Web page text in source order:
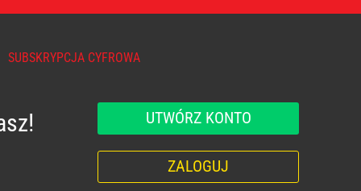
SUBSKRYPCJA CYFROWA
UTWÓRZ KONTO
ZALOGUJ